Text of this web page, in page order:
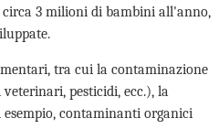
3 milioni di bambini all'anno,
tra cui la contaminazione
pesticidi, ecc.), la
contaminanti organici